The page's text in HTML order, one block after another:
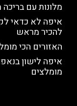
מלונות עם
איפה לא כדאי
להכיר מראש
האזורים הכי
איפה לישון
מומלצים